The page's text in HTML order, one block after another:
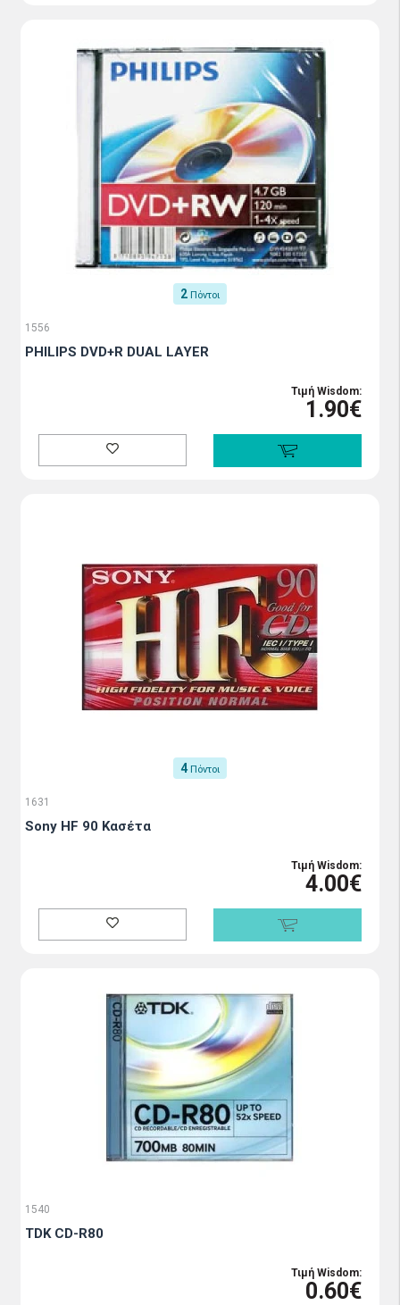
2 Πόντοι
1556
PHILIPS DVD+R DUAL LAYER
Τιμή Wisdom:
1.90€
4 Πόντοι
1631
Sony HF 90 Κασέτα
Τιμή Wisdom:
4.00€
1540
TDK CD-R80
Τιμή Wisdom:
0.60€